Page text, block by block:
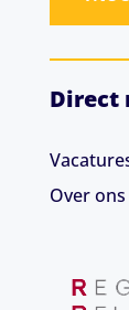
Direct
Over ons